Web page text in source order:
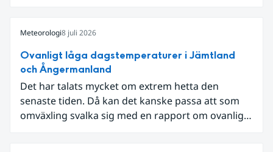
Meteorologi8 juli 2026
Ovanligt låga dagstemperaturer i Jämtland
och Ångermanland
Det har talats mycket om extrem hetta den
senaste tiden. Då kan det kanske passa att som
omväxling svalka sig med en rapport om ovanligt